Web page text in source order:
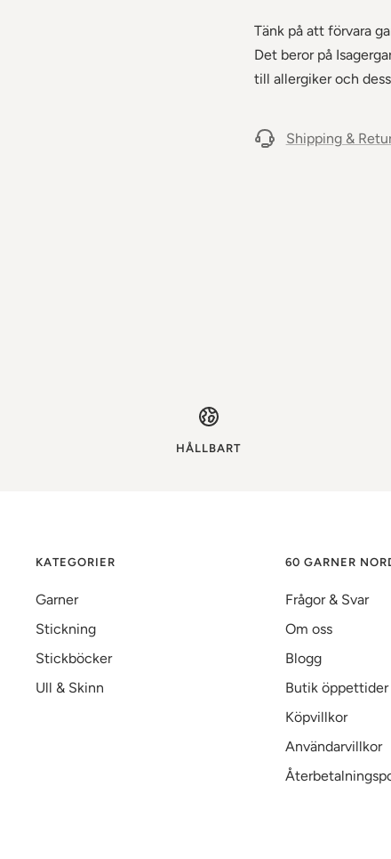
Tänk på att förvara
Det beror på
till allergiker och
Shipping &
HÅLLBART
KATEGORIER
Garner
Stickning
Stickböcker
Ull & Skinn
60 GARNER
Frågor & Svar
Om oss
Blogg
Butik öppettider
Köpvillkor
Användarvillkor